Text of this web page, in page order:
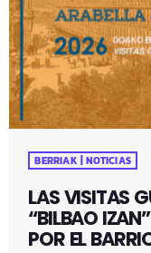
BERRIAK | NOTICIAS
LAS VISITAS
“BILBAO
POR EL